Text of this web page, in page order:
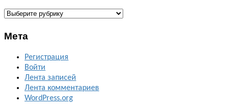
ГАЛЕРЕИ
Мета
Регистрация
Войти
Лента записей
Лента комментариев
WordPress.org